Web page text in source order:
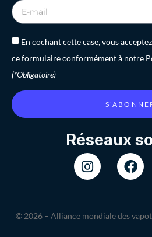
En cochant cette case, vous
ce formulaire conformément à notre
(*Obligatoire)
Réseaux
© 2026 – Alliance mondiale des